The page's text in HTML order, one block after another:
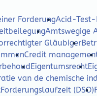
ForderungAcid-Test-
Amtswegige
Gläubiger
Credit
Eigentumsrecht
van de chemische
Forderungslaufzeit (DSO)